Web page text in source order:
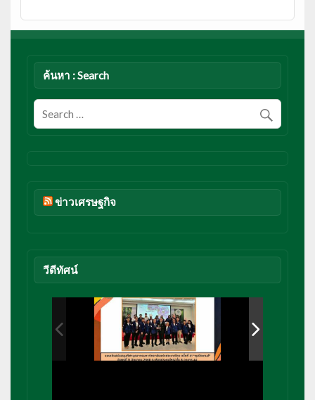
ค้นหา : Search
ข่าวเศรษฐกิจ
วีดีทัศน์